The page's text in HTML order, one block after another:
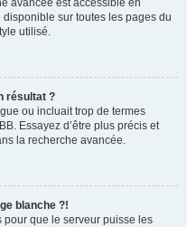
avancée est accessible en
sur toutes les pages du
utilisé.
résultat ?
ou incluait trop de termes
Essayez d’être plus précis et
la recherche avancée.
blanche ?!
pour que le serveur puisse les